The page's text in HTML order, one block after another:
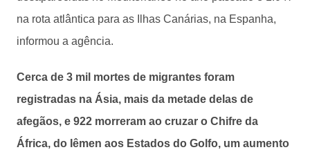
na rota atlântica para as Ilhas Canárias, na Espanha,
informou a agência.
Cerca de 3 mil mortes de migrantes foram
registradas na Ásia, mais da metade delas de
afegãos, e 922 morreram ao cruzar o Chifre da
África, do Iêmen aos Estados do Golfo, um aumento